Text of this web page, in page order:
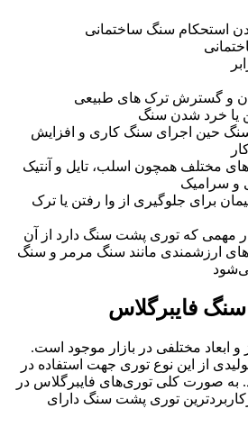
استحکام سنگ ساختمانی
و گسترش ترک های طبیعی
یا خرد شدن سنگ
حین اجرای سنگ کاری و افزایش
مختلف همچون اسلب، تایل و آنتیک
و سرامیک
برای جلوگیری از وا رفتن یا ترک
مهمی که توری پشت سنگ دارد از آن
ارزشمندی مانند سنگ مرمر و سنگ
فایبرگلاس
مختلفی در بازار موجود است.
از این نوع توری جهت استفاده در
صورت کلی توری‌های فایبرگلاس در
توری پشت سنگ دارای